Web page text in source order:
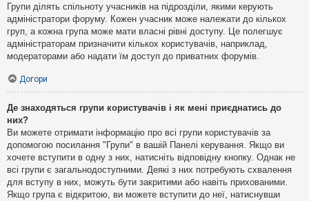
Групи ділять спільноту учасників на підрозділи, якими керують
адміністратори форуму. Кожен учасник може належати до кількох
груп, а кожна група може мати власні рівні доступу. Це полегшує
адміністраторам призначити кількох користувачів, наприклад,
модераторами або надати їм доступ до приватних форумів.
Догори
Де знаходяться групи користувачів і як мені приєднатись до
них?
Ви можете отримати інформацію про всі групи користувачів за
допомогою посилання "Групи" в вашій Панелі керування. Якщо ви
хочете вступити в одну з них, натисніть відповідну кнопку. Однак не
всі групи є загальнодоступними. Деякі з них потребують схвалення
для вступу в них, можуть бути закритими або навіть прихованими.
Якщо група є відкритою, ви можете вступити до неї, натиснувши